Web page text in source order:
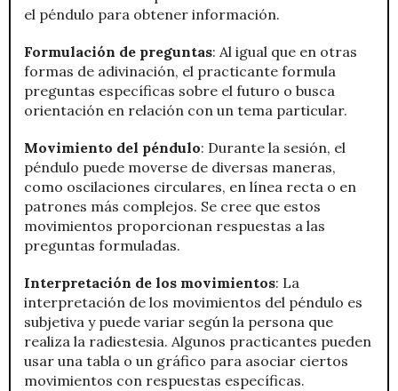
el péndulo para obtener información.
Formulación de preguntas: Al igual que en otras
formas de adivinación, el practicante formula
preguntas específicas sobre el futuro o busca
orientación en relación con un tema particular.
Movimiento del péndulo: Durante la sesión, el
péndulo puede moverse de diversas maneras,
como oscilaciones circulares, en línea recta o en
patrones más complejos. Se cree que estos
movimientos proporcionan respuestas a las
preguntas formuladas.
Interpretación de los movimientos: La
interpretación de los movimientos del péndulo es
subjetiva y puede variar según la persona que
realiza la radiestesia. Algunos practicantes pueden
usar una tabla o un gráfico para asociar ciertos
movimientos con respuestas específicas.